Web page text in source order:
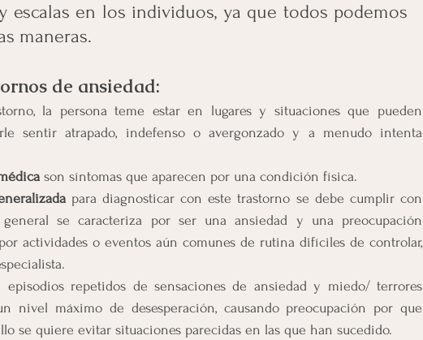
escalas en los individuos, ya que todos podemos
maneras.
de ansiedad:
la persona teme estar en lugares y situaciones que pueden
sentir atrapado, indefenso o avergonzado y a menudo intenta
son síntomas que aparecen por una condición física.
para diagnosticar con este trastorno se debe cumplir con
se caracteriza por ser una ansiedad y una preocupación
actividades o eventos aún comunes de rutina difíciles de controlar,
repetidos de sensaciones de ansiedad y miedo/ terrores
nivel máximo de desesperación, causando preocupación por que
se quiere evitar situaciones parecidas en las que han sucedido.